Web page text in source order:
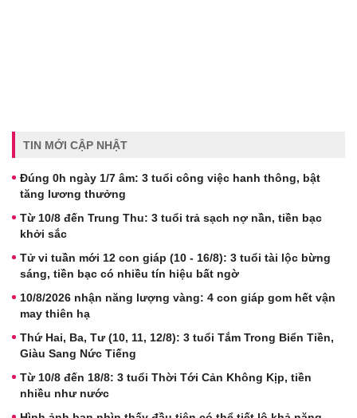
TIN MỚI CẬP NHẬT
Đúng 0h ngày 1/7 âm: 3 tuổi công việc hanh thông, bật
tăng lương thưởng
Từ 10/8 đến Trung Thu: 3 tuổi trả sạch nợ nần, tiền bạc
khởi sắc
Tử vi tuần mới 12 con giáp (10 - 16/8): 3 tuổi tài lộc bừng
sáng, tiền bạc có nhiều tín hiệu bất ngờ
10/8/2026 nhận năng lượng vàng: 4 con giáp gom hết vận
may thiên hạ
Thứ Hai, Ba, Tư (10, 11, 12/8): 3 tuổi Tắm Trong Biển Tiền,
Giàu Sang Nức Tiếng
Từ 10/8 đến 18/8: 3 tuổi Thời Tới Cản Không Kịp, tiền
nhiều như nước